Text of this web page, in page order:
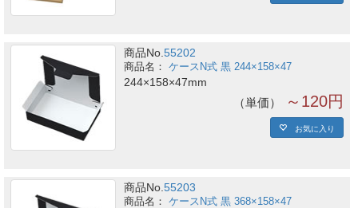
商品No.55202
ケースN式 黒 244×158×47
244×158×47mm
単価 ～120円
お気に入り
商品No.55203
ケースN式 黒 368×158×47